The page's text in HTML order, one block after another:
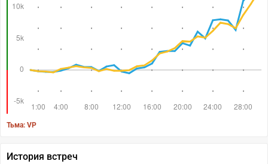
Тьма: VP
История встреч